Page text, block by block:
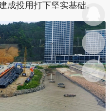
成投用打下坚实基础。